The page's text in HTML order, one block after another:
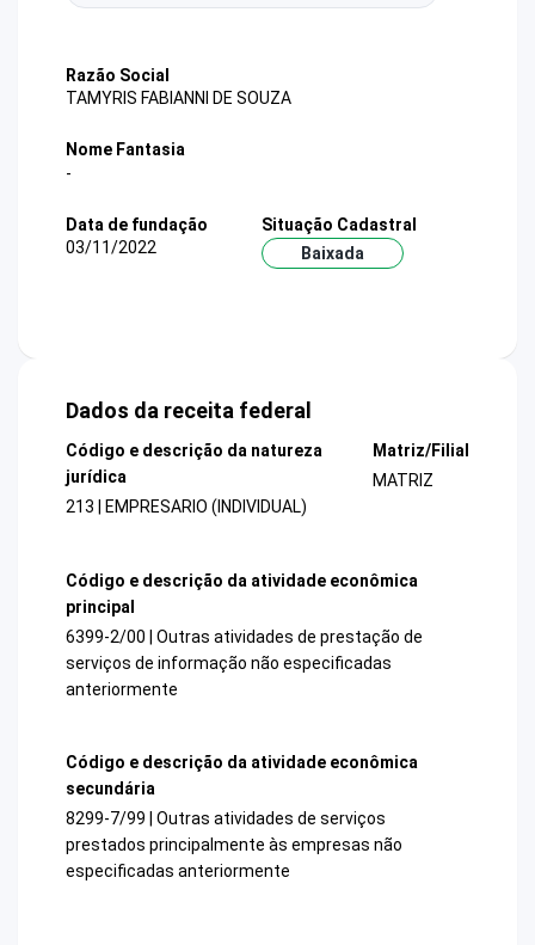
Razão Social
TAMYRIS FABIANNI DE SOUZA
Nome Fantasia
-
Data de fundação
03/11/2022
Situação Cadastral
Baixada
Dados da receita federal
Código e descrição da natureza
jurídica
213 | EMPRESARIO (INDIVIDUAL)
Matriz/Filial
MATRIZ
Código e descrição da atividade econômica
principal
6399-2/00 | Outras atividades de prestação de
serviços de informação não especificadas
anteriormente
Código e descrição da atividade econômica
secundária
8299-7/99 | Outras atividades de serviços
prestados principalmente às empresas não
especificadas anteriormente